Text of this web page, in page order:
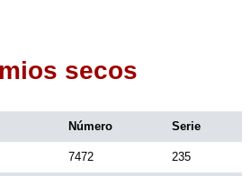
secos
Número Serie
7472 235